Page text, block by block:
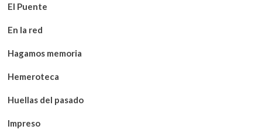
El Puente
En la red
Hagamos memoria
Hemeroteca
Huellas del pasado
Impreso